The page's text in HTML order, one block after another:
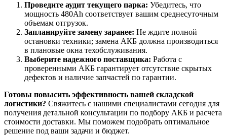
Проведите аудит текущего парка: Убедитесь, что
мощность 480Ah соответствует вашим среднесуточным
объемам отгрузок.
Запланируйте замену заранее: Не ждите полной
остановки техники; замена АКБ должна производиться
в плановые окна техобслуживания.
Выберите надежного поставщика: Работа с
проверенными АКБ гарантирует отсутствие скрытых
дефектов и наличие запчастей по гарантии.
Готовы повысить эффективность вашей складской
логистики? Свяжитесь с нашими специалистами сегодня для
получения детальной консультации по подбору АКБ и расчета
стоимости доставки. Мы поможем подобрать оптимальное
решение под ваши задачи и бюджет.